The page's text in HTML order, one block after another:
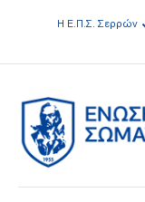
Η Ε.Π.Σ. Σερρών